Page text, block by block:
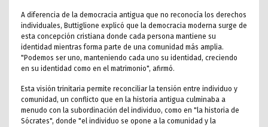
A diferencia de la democracia antigua que no reconocía los derechos
individuales, Buttiglione explicó que la democracia moderna surge de
esta concepción cristiana donde cada persona mantiene su
identidad mientras forma parte de una comunidad más amplia.
"Podemos ser uno, manteniendo cada uno su identidad, creciendo
en su identidad como en el matrimonio", afirmó.
Esta visión trinitaria permite reconciliar la tensión entre individuo y
comunidad, un conflicto que en la historia antigua culminaba a
menudo con la subordinación del individuo, como en "la historia de
Sócrates", donde "el individuo se opone a la comunidad y la